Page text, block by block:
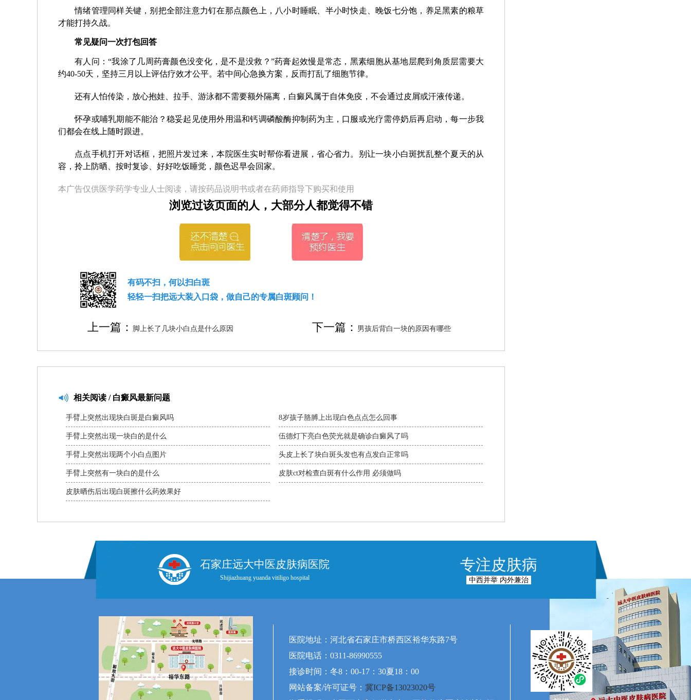
情绪管理同样关键，别把全部注意力钉在那点颜色上，八小时睡眠、半小时快走、晚饭七分饱，养足黑素的粮草
才能打持久战。
常见疑问一次打包回答
有人问：“我涂了几周药膏颜色没变化，是不是没救？”药膏起效慢是常态，黑素细胞从基地层爬到角质层需要大
约40-50天，坚持三月以上评估疗效才公平。若中间心急换方案，反而打乱了细胞节律。
还有人怕传染，放心抱娃、拉手、游泳都不需要额外隔离，白癜风属于自体免疫，不会通过皮屑或汗液传递。
怀孕或哺乳期能不能治？稳妥起见使用外用温和钙调磷酸酶抑制药为主，口服或光疗需停奶后再启动，每一步我
们都会在线上随时跟进。
点点手机打开对话框，把照片发过来，本院医生实时帮你看进展，省心省力。别让一块小白斑扰乱整个夏天的从
容，拎上防晒、按时复诊、好好吃饭睡觉，颜色迟早会回家。
本广告仅供医学药学专业人士阅读，请按药品说明书或者在药师指导下购买和使用
浏览过该页面的人，大部分人都觉得不错
有码不扫，何以扫白斑
轻轻一扫把远大装入口袋，做自己的专属白斑顾问！
上一篇： 脚上长了几块小白点是什么原因 下一篇： 男孩后背白一块的原因有哪些
相关阅读 / 白癜风最新问题
手臂上突然出现块白斑是白癜风吗
手臂上突然出现一块白的是什么
手臂上突然出现两个小白点图片
手臂上突然有一块白的是什么
皮肤晒伤后出现白斑擦什么药效果好
8岁孩子胳膊上出现白色点点怎么回事
伍德灯下亮白色荧光就是确诊白癜风了吗
头皮上长了块白斑头发也有点发白正常吗
皮肤ct对检查白斑有什么作用 必须做吗
石家庄远大中医皮肤病医院
Shijiazhuang yuanda vitiligo hospital
专注皮肤病
中西并举 内外兼治
医院地址：河北省石家庄市桥西区裕华东路7号
医院电话：0311-86990555
接诊时间：冬8：00-17：30夏18：00
网站备案/许可证号： 冀ICP备13023020号